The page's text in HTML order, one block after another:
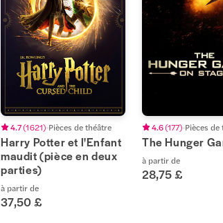
4.7(1 621) Pièces de théâtre
Harry Potter et l'Enfant
maudit (pièce en deux
parties)
à partir de
37,50 £
4.6(177) Pièces
The Hunger
à partir de
28,75 £